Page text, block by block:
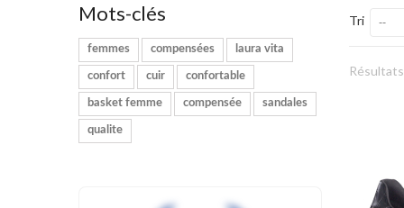
Mots-clés
femmes compensées laura vita
confort cuir confortable
basket femme compensée sandales
qualite
Tri --